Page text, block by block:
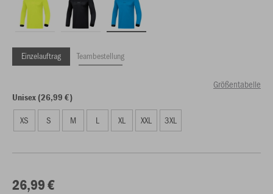
Einzelauftrag Teambestellung
Größentabelle
Unisex (26,99 €)
XS S M L XL XXL 3XL
26,99 €